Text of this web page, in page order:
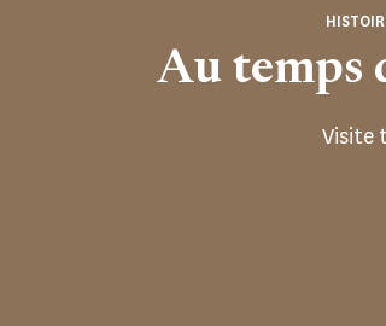
Au temps
Visite